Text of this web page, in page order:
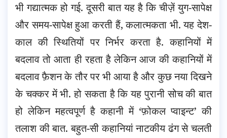
भी गद्यात्मक हो गई. दूसरी बात यह है कि चीज़ें युग-सापेक्ष
और समय-सापेक्ष हुआ करती हैं, कलात्मकता भी. यह देश-
काल की स्थितियों पर निर्भर करता है. कहानियों में
बदलाव तो आता ही रहता है लेकिन आज की कहानियों में
बदलाव फ़ैशन के तौर पर भी आया है और कुछ नया दिखने
के चक्कर में भी. हो सकता है कि यह पुरानी सोच की बात
हो लेकिन महत्वपूर्ण है कहानी में ‘फ़ोकल प्वाइन्ट’ की
तलाश की बात. बहुत-सी कहानियां नाटकीय ढंग से चलती